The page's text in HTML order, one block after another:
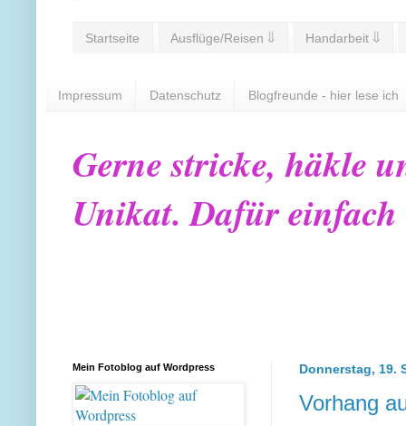
Startseite Ausflüge/Reisen ⇓ Handarbeit ⇓
Impressum Datenschutz Blogfreunde - hier lese ich
Gerne stricke, häkle
Unikat. Dafür
Donnerstag, 19.
Vorhang
Mein Fotoblog auf Wordpress